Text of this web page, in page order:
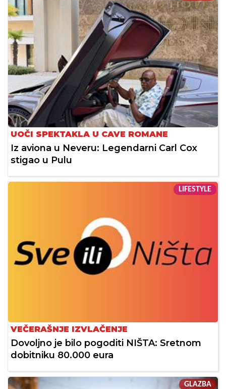
UOČI SPEKTAKLA U CAVE ROMANE
Iz aviona u Neveru: Legendarni Carl Cox
stigao u Pulu
LIFESTYLE
VEČERAŠNJE IZVLAČENJE
Dovoljno je bilo pogoditi NIŠTA: Sretnom
dobitniku 80.000 eura
GLAZBA